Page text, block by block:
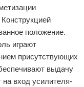
положение.
играют
присутствующих
выдачу
на вход усилителя-